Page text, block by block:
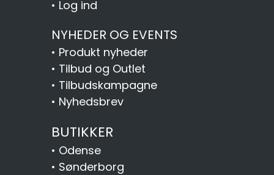
• Log ind
NYHEDER OG EVENTS
• Produkt nyheder
• Tilbud og Outlet
• Tilbudskampagne
• Nyhedsbrev
BUTIKKER
• Odense
• Sønderborg